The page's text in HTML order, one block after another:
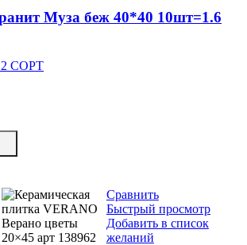
Муза беж 40*40 10шт=1.6
СОРТ
Сравнить
Быстрый просмотр
Добавить в список
желаний